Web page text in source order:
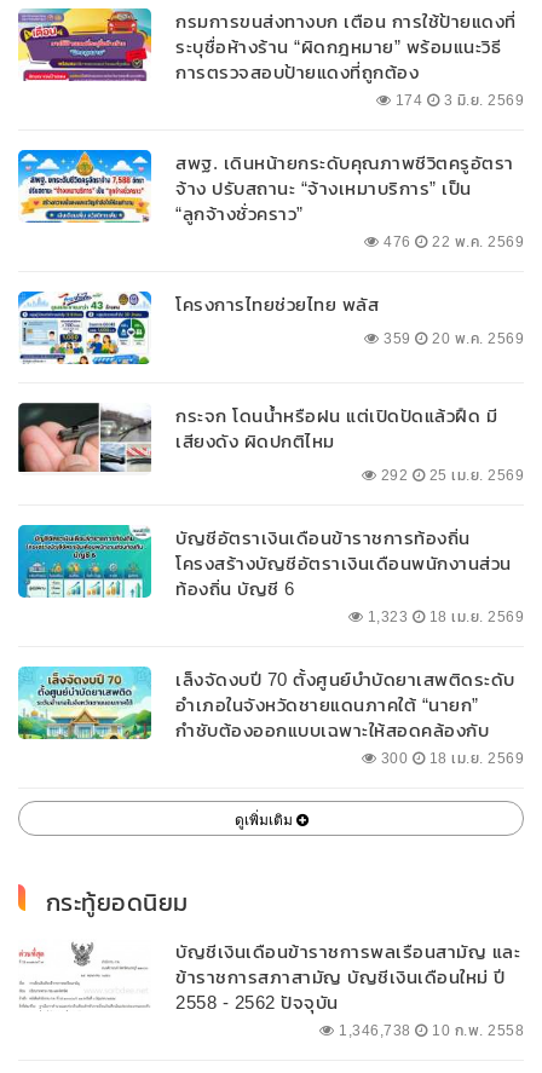
กรมการขนส่งทางบก เตือน การใช้ป้ายแดงที่
ระบุชื่อห้างร้าน “ผิดกฎหมาย” พร้อมแนะวิธี
การตรวจสอบป้ายแดงที่ถูกต้อง
174 3 มิ.ย. 2569
สพฐ. เดินหน้ายกระดับคุณภาพชีวิตครูอัตรา
จ้าง ปรับสถานะ “จ้างเหมาบริการ” เป็น
“ลูกจ้างชั่วคราว”
476 22 พ.ค. 2569
โครงการไทยช่วยไทย พลัส
359 20 พ.ค. 2569
กระจก โดนน้ำหรือฝน แต่เปิดปัดแล้วฝืด มี
เสียงดัง ผิดปกติไหม
292 25 เม.ย. 2569
บัญชีอัตราเงินเดือนข้าราชการท้องถิ่น
โครงสร้างบัญชีอัตราเงินเดือนพนักงานส่วน
ท้องถิ่น บัญชี 6
1,323 18 เม.ย. 2569
เล็งจัดงบปี 70 ตั้งศูนย์บำบัดยาเสพติดระดับ
อำเภอในจังหวัดชายแดนภาคใต้ “นายก”
กำชับต้องออกแบบเฉพาะให้สอดคล้องกับ
300 18 เม.ย. 2569
ดูเพิ่มเติม
กระทู้ยอดนิยม
บัญชีเงินเดือนข้าราชการพลเรือนสามัญ และ
ข้าราชการสภาสามัญ บัญชีเงินเดือนใหม่ ปี
2558 - 2562 ปัจจุบัน
1,346,738 10 ก.พ. 2558